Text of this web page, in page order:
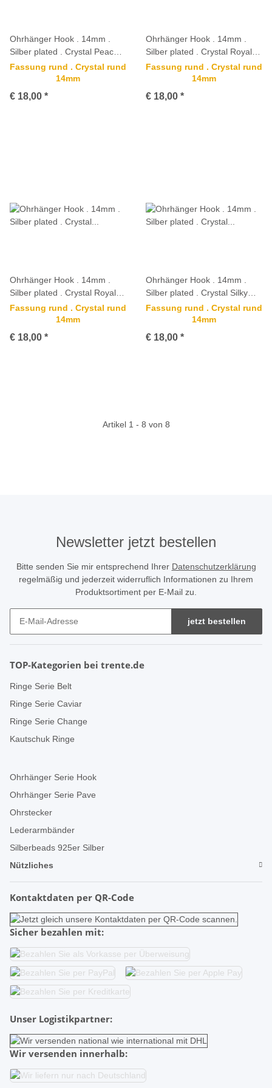
Ohrhänger Hook . 14mm .
Silber plated . Crystal Peach
Delite
Fassung rund . Crystal rund
14mm
€ 18,00 *
Ohrhänger Hook . 14mm .
Silber plated . Crystal Royal
Blue Delite
Fassung rund . Crystal rund
14mm
€ 18,00 *
Ohrhänger Hook . 14mm .
Silber plated . Crystal Royal
Red Delite
Fassung rund . Crystal rund
14mm
€ 18,00 *
Ohrhänger Hook . 14mm .
Silber plated . Crystal Silky
Sage Delite
Fassung rund . Crystal rund
14mm
€ 18,00 *
Artikel 1 - 8 von 8
Newsletter jetzt bestellen
Bitte senden Sie mir entsprechend Ihrer Datenschutzerklärung
regelmäßig und jederzeit widerruflich Informationen zu Ihrem
Produktsortiment per E-Mail zu.
jetzt bestellen
TOP-Kategorien bei trente.de
Ringe Serie Belt
Ringe Serie Caviar
Ringe Serie Change
Kautschuk Ringe
Ohrhänger Serie Hook
Ohrhänger Serie Pave
Ohrstecker
Lederarmbänder
Silberbeads 925er Silber
Nützliches
Kontaktdaten per QR-Code
Sicher bezahlen mit:
Unser Logistikpartner:
Wir versenden innerhalb: